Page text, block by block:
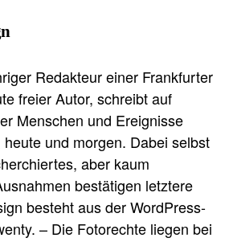
Redakteur einer Frankfurter
freier Autor, schreibt auf
Menschen und Ereignisse
und morgen. Dabei selbst
aber kaum
bestätigen letztere
besteht aus der WordPress-
– Die Fotorechte liegen bei